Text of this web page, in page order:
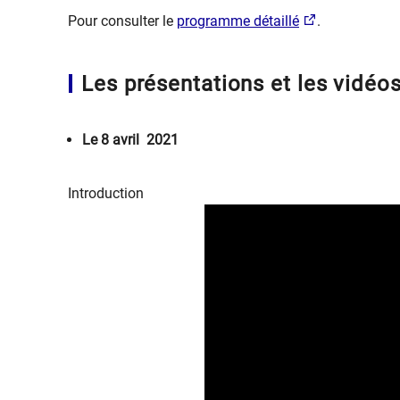
Pour consulter le programme détaillé .
Les présentations et les
​Le 8 avril 2021
Introduction